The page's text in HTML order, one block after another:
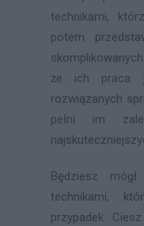
technikami,
potem
że ich praca
rozwiązanych
pełni im
Będziesz
technikami,
przypadek.